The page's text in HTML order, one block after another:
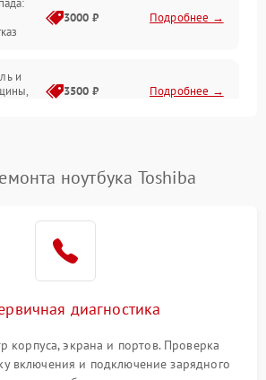
3000 ₽ Подробнее →
и
3500 ₽ Подробнее →
2500 ₽ Подробнее →
2000 ₽
ноутбука Toshiba
диагностика
корпуса, экрана и портов. Проверка
включения и подключение зарядного